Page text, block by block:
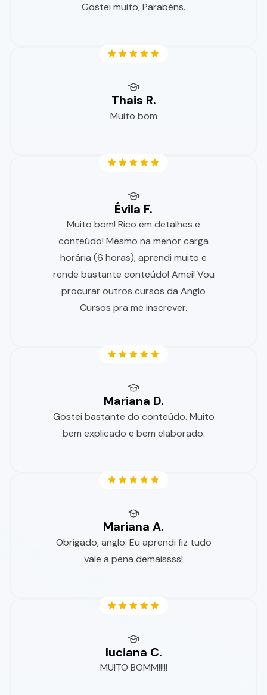
Gostei muito, Parabéns.
Thais R.
Muito bom
Évila F.
Muito bom! Rico em detalhes e
conteúdo! Mesmo na menor carga
horária (6 horas), aprendi muito e
rende bastante conteúdo! Amei! Vou
procurar outros cursos da Anglo
Cursos pra me inscrever.
Mariana D.
Gostei bastante do conteúdo. Muito
bem explicado e bem elaborado.
Mariana A.
Obrigado, anglo. Eu aprendi fiz tudo
vale a pena demaissss!
luciana C.
MUITO BOMM!!!!!